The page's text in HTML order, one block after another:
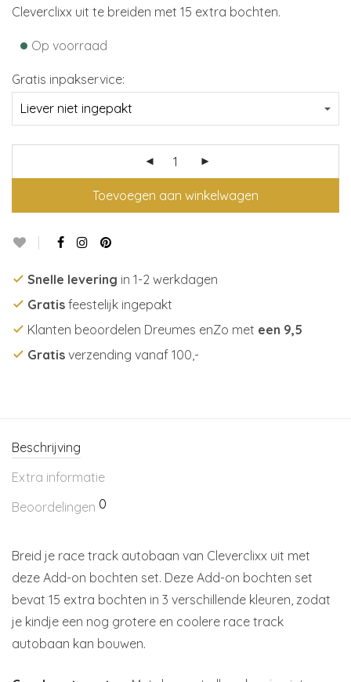
Cleverclixx uit te breiden met 15 extra bochten.
• Op voorraad
Gratis inpakservice:
Toevoegen aan winkelwagen
Snelle levering in 1-2 werkdagen
Gratis feestelijk ingepakt
Klanten beoordelen Dreumes enZo met een 9,5
Gratis verzending vanaf 100,-
Beschrijving
Extra informatie
Beoordelingen 0
Breid je race track autobaan van Cleverclixx uit met
deze Add-on bochten set. Deze Add-on bochten set
bevat 15 extra bochten in 3 verschillende kleuren, zodat
je kindje een nog grotere en coolere race track
autobaan kan bouwen.